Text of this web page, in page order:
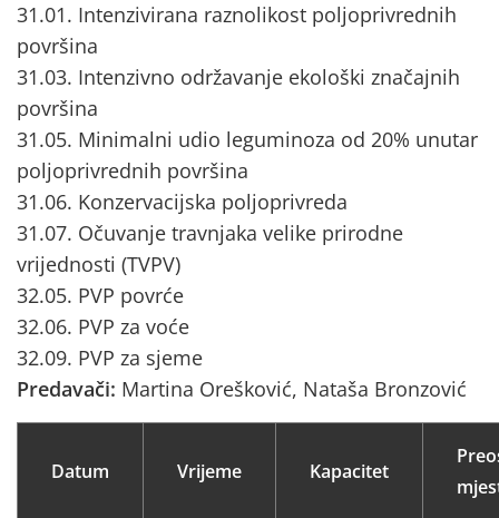
31.01. Intenzivirana raznolikost poljoprivrednih
površina
31.03. Intenzivno održavanje ekološki značajnih
površina
31.05. Minimalni udio leguminoza od 20% unutar
poljoprivrednih površina
31.06. Konzervacijska poljoprivreda
31.07. Očuvanje travnjaka velike prirodne
vrijednosti (TVPV)
32.05. PVP povrće
32.06. PVP za voće
32.09. PVP za sjeme
Predavači: Martina Orešković, Nataša Bronzović
Datum Vrijeme Kapacitet